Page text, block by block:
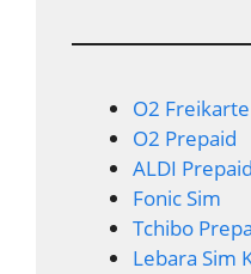
O2 Freikarte
O2 Prepaid
ALDI Prepaid
Fonic Sim
Tchibo
Lebara Sim